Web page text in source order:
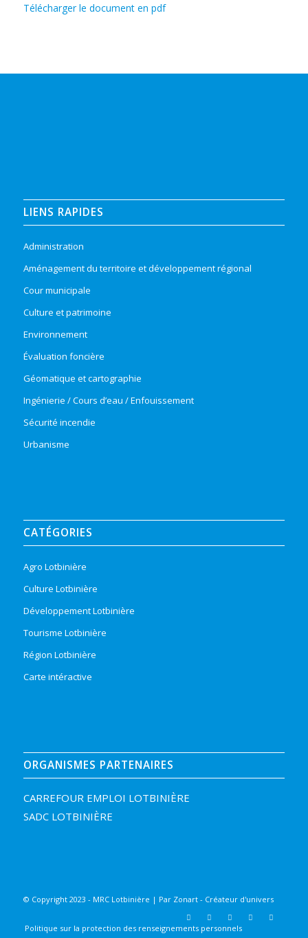
Télécharger le document en pdf
LIENS RAPIDES
Administration
Aménagement du territoire et développement régional
Cour municipale
Culture et patrimoine
Environnement
Évaluation foncière
Géomatique et cartographie
Ingénierie / Cours d’eau / Enfouissement
Sécurité incendie
Urbanisme
CATÉGORIES
Agro Lotbinière
Culture Lotbinière
Développement Lotbinière
Tourisme Lotbinière
Région Lotbinière
Carte intéractive
ORGANISMES PARTENAIRES
CARREFOUR EMPLOI LOTBINIÈRE
SADC LOTBINIÈRE
© Copyright 2023 - MRC Lotbinière | Par Zonart - Créateur d'univers
Politique sur la protection des renseignements personnels